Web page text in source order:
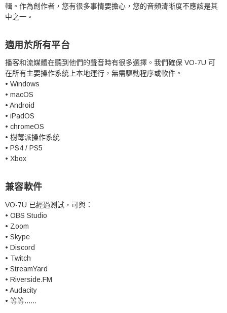
輯。 作為創作者，您有很多事情要擔心，您的音頻清晰度不應該是其
中之一。
適用於所有平台
播客和流媒體在聽到他們的聲音時有很多選擇。 我們確保 VO-7U 可
在所有主要操作系統上本地運行，無需驅動程序或軟件。
• Windows
• macOS
• Android
• iPadOS
• chromeOS
• 樹莓派操作系統
• PS4 / PS5
• Xbox
兼容軟件
VO-7U 已經過測試，可與：
• OBS Studio
• Zoom
• Skype
• Discord
• Twitch
• StreamYard
• Riverside.FM
• Audacity
• 等等......